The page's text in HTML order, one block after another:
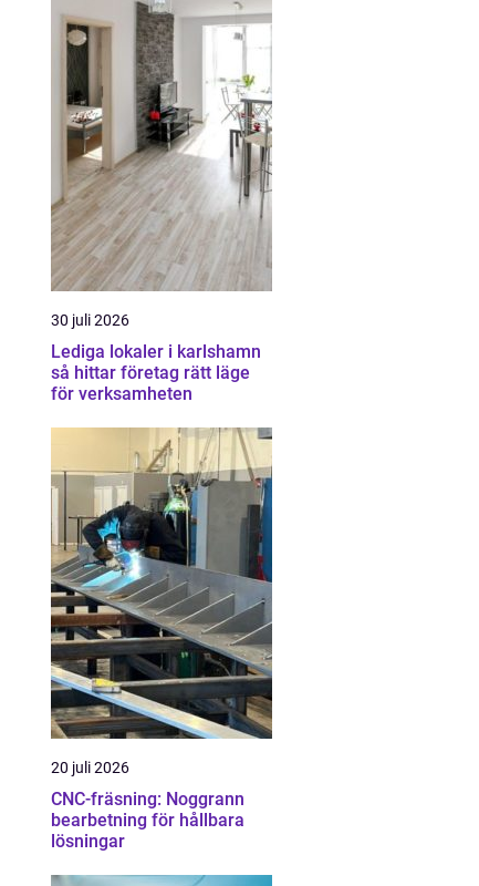
30 juli 2026
Lediga lokaler i karlshamn
så hittar företag rätt läge
för verksamheten
20 juli 2026
CNC-fräsning: Noggrann
bearbetning för hållbara
lösningar